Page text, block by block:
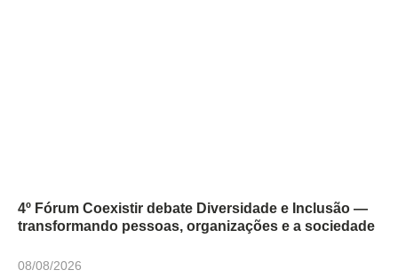
4º Fórum Coexistir debate Diversidade e Inclusão —
transformando pessoas, organizações e a sociedade
08/08/2026